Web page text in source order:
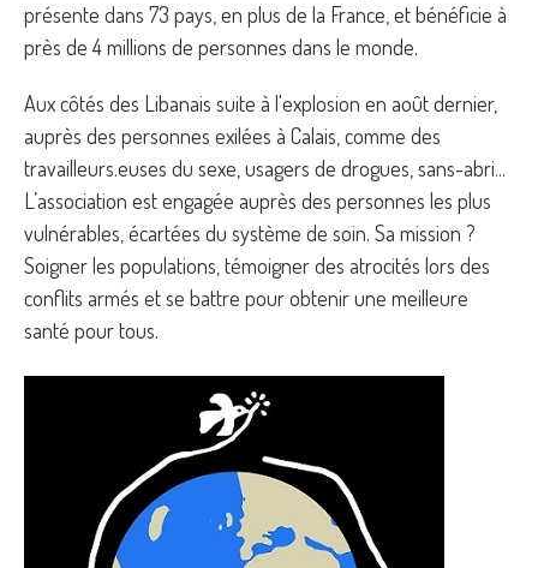
présente dans 73 pays, en plus de la France, et bénéficie à
près de 4 millions de personnes dans le monde.
Aux côtés des Libanais suite à l'explosion en août dernier,
auprès des personnes exilées à Calais, comme des
travailleurs.euses du sexe, usagers de drogues, sans-abri...
L’association est engagée auprès des personnes les plus
vulnérables, écartées du système de soin. Sa mission ?
Soigner les populations, témoigner des atrocités lors des
conflits armés et se battre pour obtenir une meilleure
santé pour tous.